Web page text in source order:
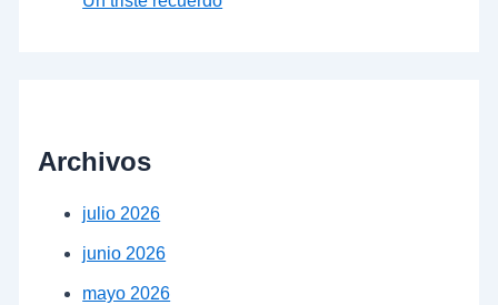
Archivos
julio 2026
junio 2026
mayo 2026